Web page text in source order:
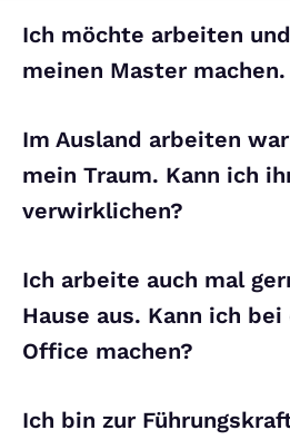
Ich möchte arbeiten
meinen Master
Im Ausland arbeiten
mein Traum. Kann ich
verwirklichen?
Ich arbeite auch mal
Hause aus. Kann ich
Office machen?
Ich bin zur